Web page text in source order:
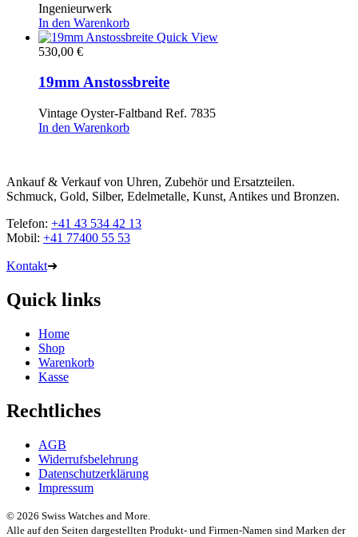
Ingenieurwerk
In den Warenkorb
Quick View
530,00 €
19mm Anstossbreite
Vintage Oyster-Faltband Ref. 7835
In den Warenkorb
Ankauf & Verkauf von Uhren, Zubehör und Ersatzteilen.
Schmuck, Gold, Silber, Edelmetalle, Kunst, Antikes und Bronzen.
Telefon: +41 43 534 42 13
Mobil: +41 77400 55 53
Kontakt➜
Quick links
Home
Shop
Warenkorb
Kasse
Rechtliches
AGB
Widerrufsbelehrung
Datenschutzerklärung
Impressum
© 2026 Swiss Watches and More.
Alle auf den Seiten dargestellten Produkt- und Firmen-Namen sind Marken der